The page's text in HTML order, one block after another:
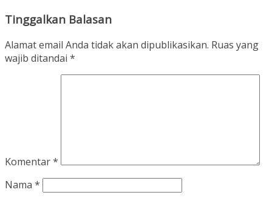
Tinggalkan Balasan
Alamat email Anda tidak akan dipublikasikan. Ruas yang
wajib ditandai *
Komentar*
Nama *